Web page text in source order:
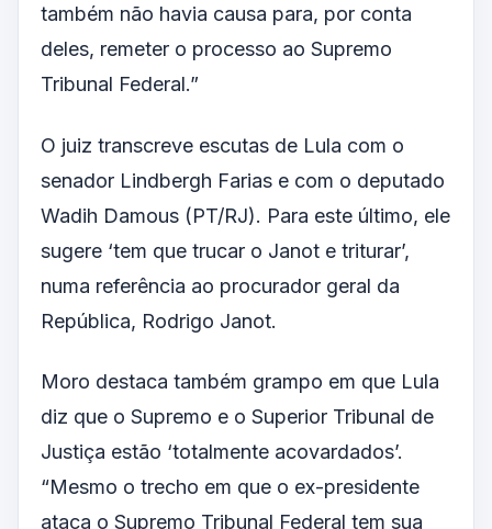
também não havia causa para, por conta
deles, remeter o processo ao Supremo
Tribunal Federal.”
O juiz transcreve escutas de Lula com o
senador Lindbergh Farias e com o deputado
Wadih Damous (PT/RJ). Para este último, ele
sugere ‘tem que trucar o Janot e triturar’,
numa referência ao procurador geral da
República, Rodrigo Janot.
Moro destaca também grampo em que Lula
diz que o Supremo e o Superior Tribunal de
Justiça estão ‘totalmente acovardados’.
“Mesmo o trecho em que o ex-presidente
ataca o Supremo Tribunal Federal tem sua